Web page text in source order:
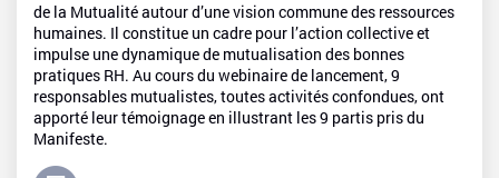
de la Mutualité autour d’une vision commune des ressources
humaines. Il constitue un cadre pour l’action collective et
impulse une dynamique de mutualisation des bonnes
pratiques RH. Au cours du webinaire de lancement, 9
responsables mutualistes, toutes activités confondues, ont
apporté leur témoignage en illustrant les 9 partis pris du
Manifeste.